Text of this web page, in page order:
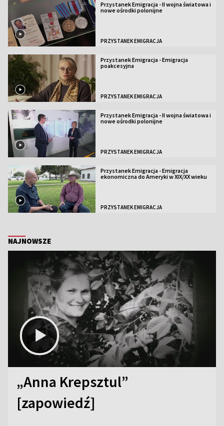
Przystanek Emigracja - II wojna światowa i
nowe ośrodki polonijne
PRZYSTANEK EMIGRACJA
Przystanek Emigracja - Emigracja
poakcesyjna
PRZYSTANEK EMIGRACJA
Przystanek Emigracja - II wojna światowa i
nowe ośrodki polonijne
PRZYSTANEK EMIGRACJA
Przystanek Emigracja - Emigracja
ekonomiczna do Ameryki w XIX/XX wieku
PRZYSTANEK EMIGRACJA
NAJNOWSZE
„Anna Krepsztul”
[zapowiedź]